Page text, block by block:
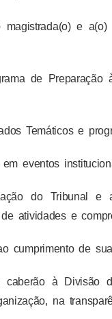
e a(o)
de Preparação
Temáticos e
eventos
do Tribunal e
atividades e
cumprimento de
caberão à Divisão
na